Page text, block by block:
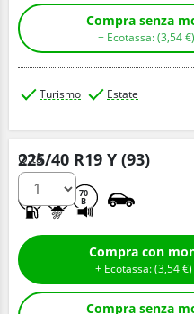
+ Ecotassa: (3,54€
Turismo Estate
225/40 R19 Y (93)
70
B
Q.tà
+ Ecotassa: (3,54€